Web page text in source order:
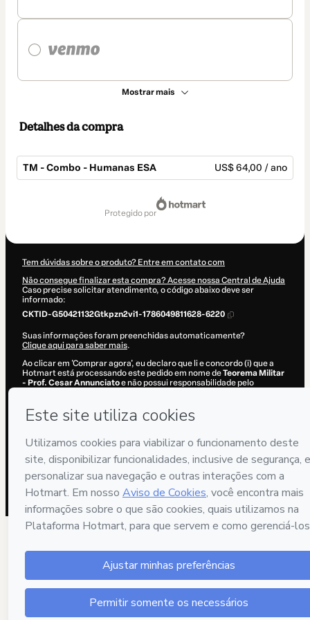
Mostrar mais
Detalhes da compra
TM - Combo - Humanas ESA US$ 64,00 / ano
protegido por
Tem dúvidas sobre o produto? Entre em contato com
Não consegue finalizar esta compra? Acesse nossa Central de Ajuda
Caso precise solicitar atendimento, o código abaixo deve ser
informado:
CKTID-G50421132Gtkpzn2vi1-1786049811628-6220
Suas informações foram preenchidas automaticamente?
Clique aqui para saber mais.
Ao clicar em 'Comprar agora', eu declaro que li e concordo (i) que a
Hotmart está processando este pedido em nome deTeorema Militar
- Prof. Cesar Annunciatoe não possui responsabilidade pelo
maior de idade ou autorizado e acompanhado por um responsável
legal.
Saiba mais sobre sua compraaqui.
Hotmart ©2026- Todos os direitos reservados
2026-08-06T20:56:53.629Z